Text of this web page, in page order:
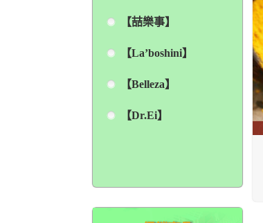
【喆樂事】
【La’boshini】
【Belleza】
【Dr.Ei】